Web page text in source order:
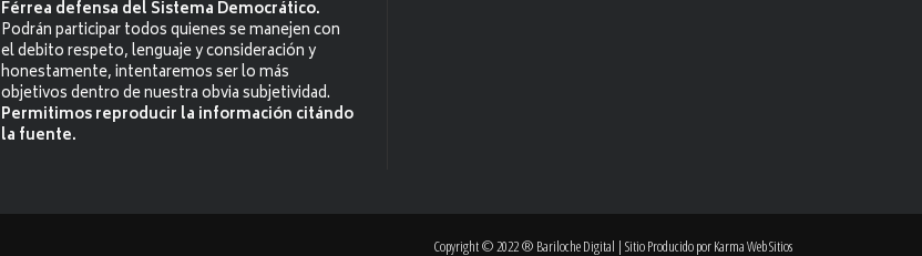
Férrea defensa del Sistema Democrático.
Podrán participar todos quienes se manejen con
el debito respeto, lenguaje y consideración y
honestamente, intentaremos ser lo más
objetivos dentro de nuestra obvia subjetividad.
Permitimos reproducir la información citándo
la fuente.
Copyright © 2022 ® Bariloche Digital | Sitio Producido porKarma Web Sitios